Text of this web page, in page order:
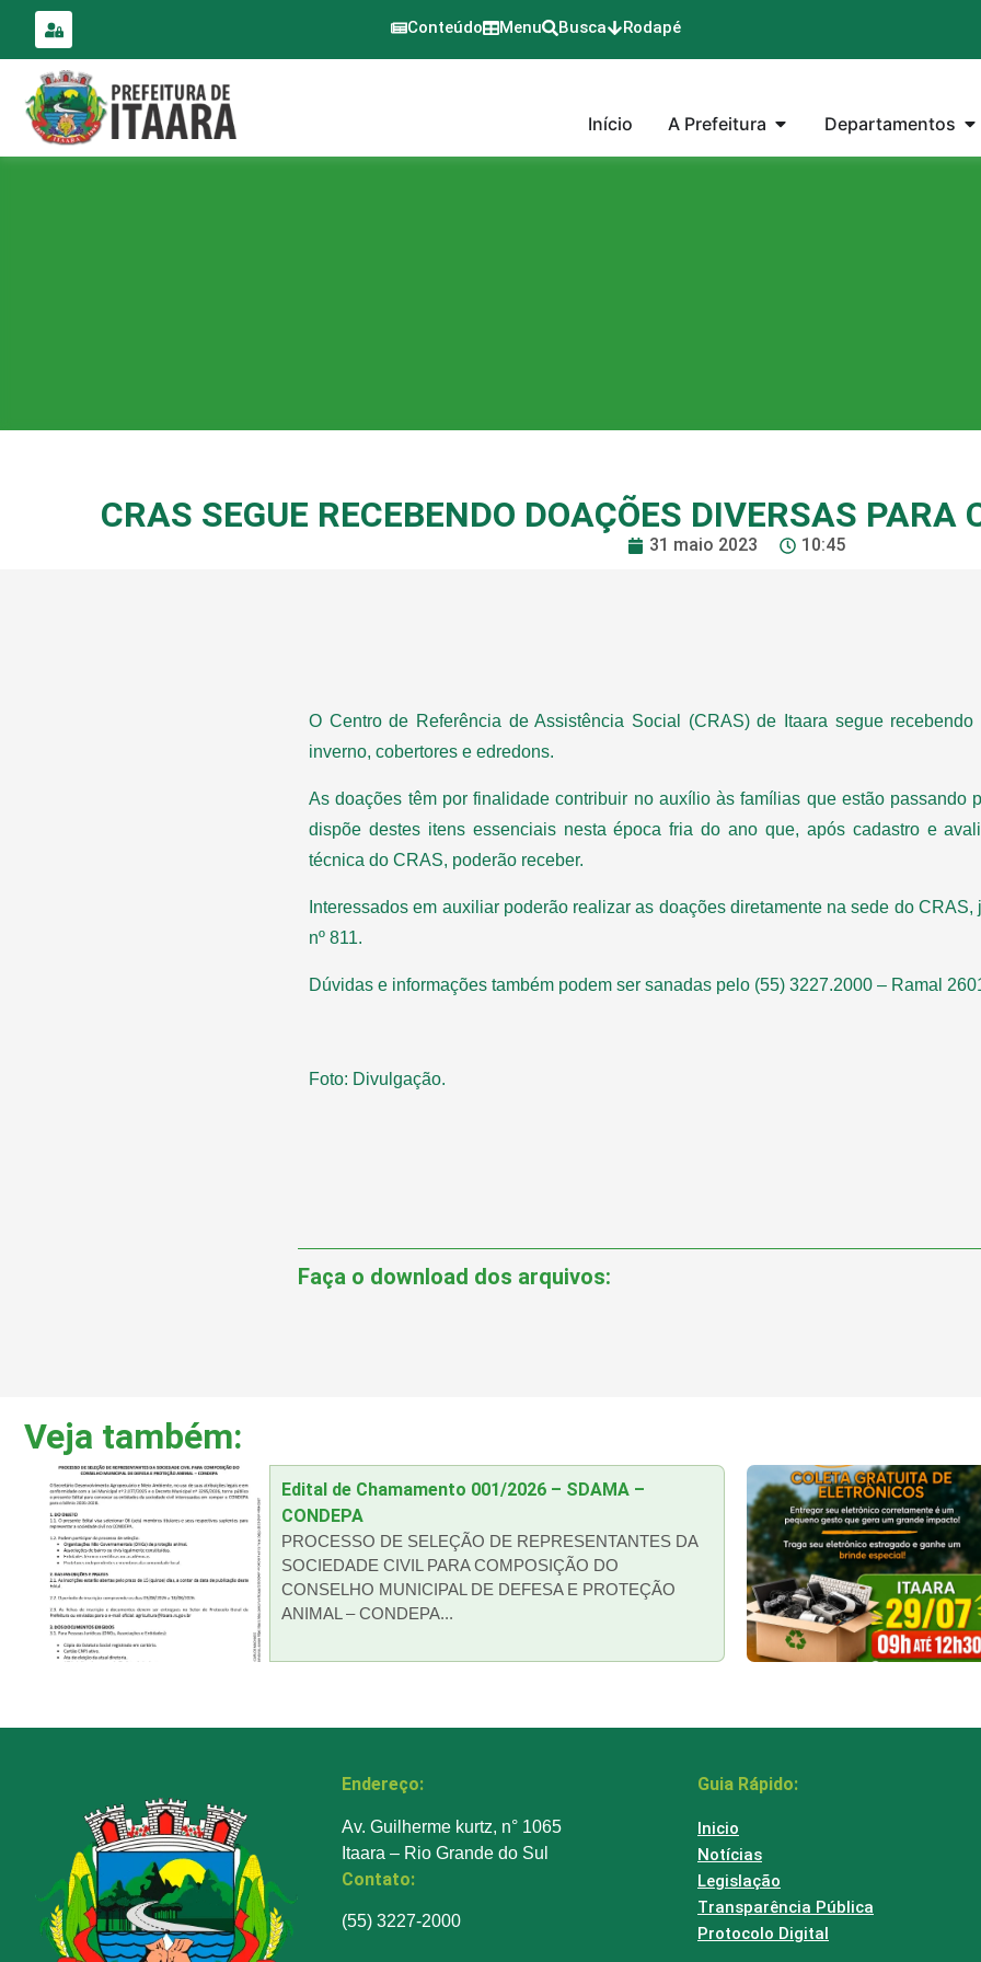
conteúdo
Conteúdo Menu Busca Rodapé
Início A Prefeitura Departamentos
CRAS SEGUE RECEBENDO DOAÇÕES DIVERSAS
31 maio 2023 10:45
O Centro de Referência de Assistência Social (CRAS) de Itaara segue
inverno, cobertores e edredons.
As doações têm por finalidade contribuir no auxílio às famílias que estão passando
dispõe destes itens essenciais nesta época fria do ano que, após cadastro e
técnica do CRAS, poderão receber.
Interessados em auxiliar poderão realizar as doações diretamente na sede do CRAS,
nº 811.
Dúvidas e informações também podem ser sanadas pelo (55) 3227.2000 – Ramal
Foto: Divulgação.
Faça o download dos arquivos:
Veja também:
Edital de Chamamento 001/2026 – SDAMA –
CONDEPA
PROCESSO DE SELEÇÃO DE REPRESENTANTES DA
SOCIEDADE CIVIL PARA COMPOSIÇÃO DO
CONSELHO MUNICIPAL DE DEFESA E PROTEÇÃO
ANIMAL – CONDEPA...
Endereço:
Av. Guilherme kurtz, n° 1065
Itaara – Rio Grande do Sul
Contato:
(55) 3227-2000
Guia Rápido:
Inicio
Notícias
Legislação
Transparência Pública
Protocolo Digital